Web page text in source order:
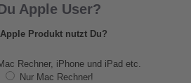
Apple User?
Produkt nutzt Du?
Rechner, iPhone und iPad etc.
Nur Mac Rechner!